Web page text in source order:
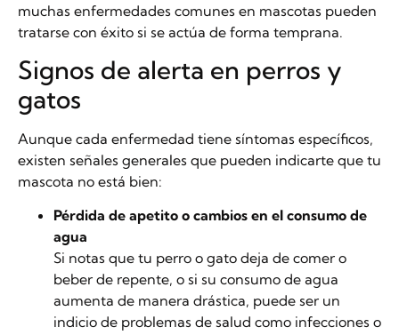
muchas enfermedades comunes en mascotas pueden
tratarse con éxito si se actúa de forma temprana.
Signos de alerta en perros y
gatos
Aunque cada enfermedad tiene síntomas específicos,
existen señales generales que pueden indicarte que tu
mascota no está bien:
Pérdida de apetito o cambios en el consumo de
agua
Si notas que tu perro o gato deja de comer o
beber de repente, o si su consumo de agua
aumenta de manera drástica, puede ser un
indicio de problemas de salud como infecciones o